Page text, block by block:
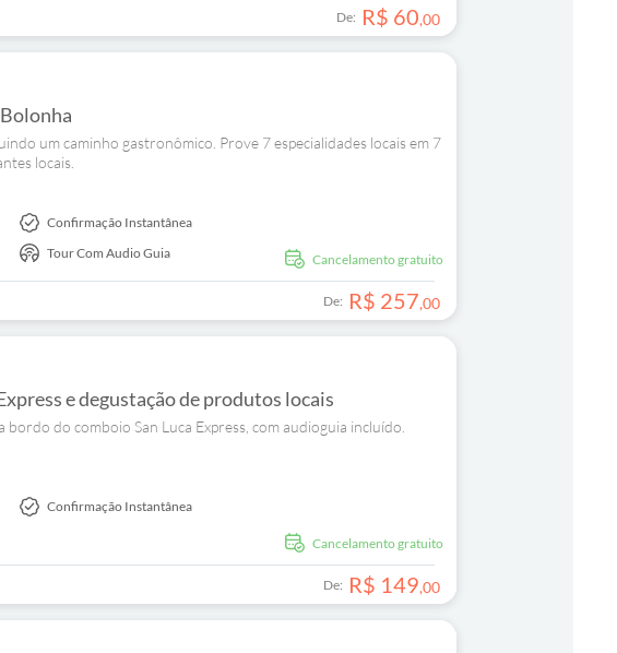
De: R$ 60,00
um caminho gastronômico. Prove 7 especialidades locais em 7
locais.
Cancelamento gratuito
Confirmação Instantânea
Tour Com Audio Guia
De: R$ 257,00
e degustação de produtos locais
bordo do comboio San Luca Express, com audioguia incluído.
Cancelamento gratuito
Confirmação Instantânea
De: R$ 149,00